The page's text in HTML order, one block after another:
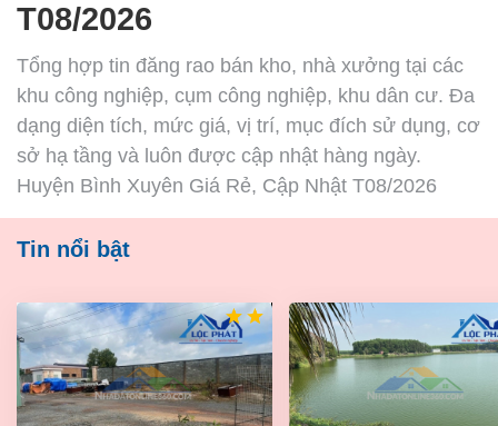
T08/2026
Tổng hợp tin đăng rao bán kho, nhà xưởng tại các
khu công nghiệp, cụm công nghiệp, khu dân cư. Đa
dạng diện tích, mức giá, vị trí, mục đích sử dụng, cơ
sở hạ tầng và luôn được cập nhật hàng ngày.
Huyện Bình Xuyên Giá Rẻ, Cập Nhật T08/2026
Tin nổi bật